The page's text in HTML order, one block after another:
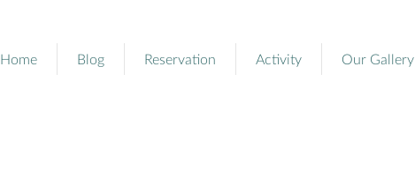
Home Blog Reservation Activity Our Gallery